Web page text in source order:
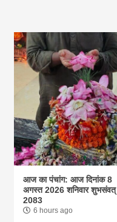
आज का पंचांग: आज दिनांक 8
अगस्त 2026 शनिवार शुभसंवत्
2083
6 hours ago